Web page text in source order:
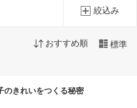
絞込み
おすすめ順 標準
のきれいをつくる秘密